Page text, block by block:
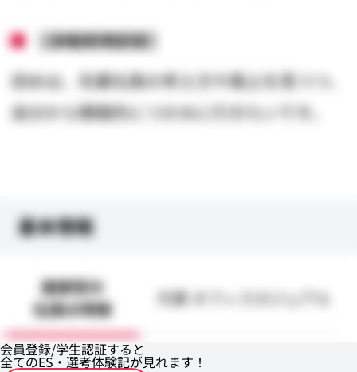
会員登録/学生認証すると
全てのES・選考体験記が見れます！